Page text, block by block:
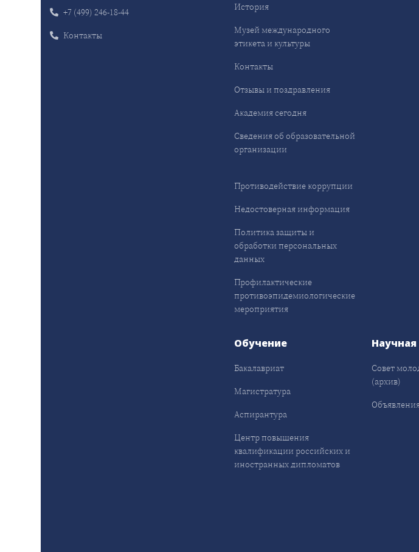
+7 (499) 246-18-44
Контакты
История
Музей международного
этикета и культуры
Контакты
Отзывы и поздравления
Академия сегодня
Сведения об образовательной
организации
Противодействие коррупции
Недостоверная информация
Политика защиты и
обработки персональных
данных
Профилактические
противоэпидемиологические
мероприятия
Обучение
Бакалавриат
Магистратура
Аспирантура
Центр повышения
квалификации российских и
иностранных дипломатов
Совет
(архив)